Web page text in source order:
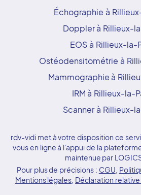
Échographie à
Doppler à Rillieux-
EOS à Rillieux-la-
Ostéodensitométrie à
Mammographie à
IRM à Rillieux-la-
Scanner à Rillieux-
rdv-vidi met à votre disposition ce
vous en ligne à l'appui de la
maintenue par
Pour plus de précisions : CGU
Mentions légales Déclaration